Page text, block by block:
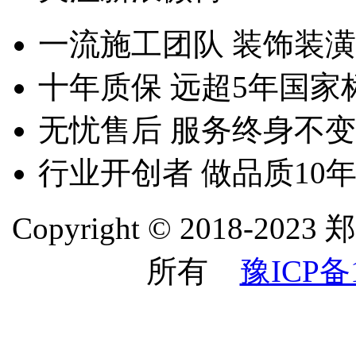
一流施工团队 装饰装
十年质保 远超5年国家
无忧售后 服务终身不
行业开创者 做品质10
Copyright © 2018-2023
所有 豫ICP